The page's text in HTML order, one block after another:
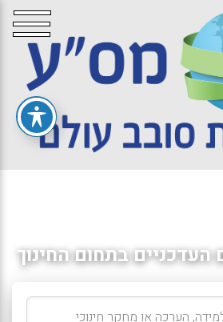
בתחום החינוך